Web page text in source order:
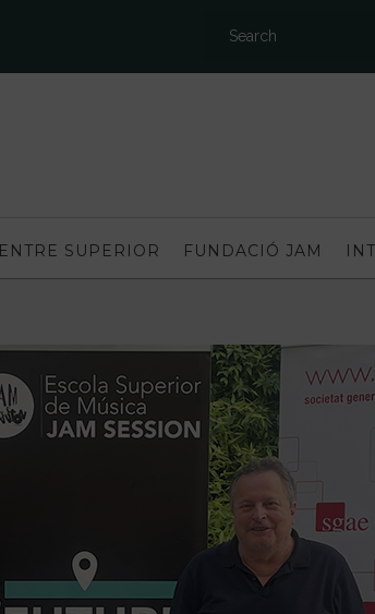
SUPERIOR FUNDACIÓ JAM